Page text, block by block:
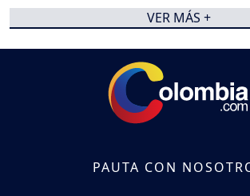
VER MÁS +
PAUTA CON